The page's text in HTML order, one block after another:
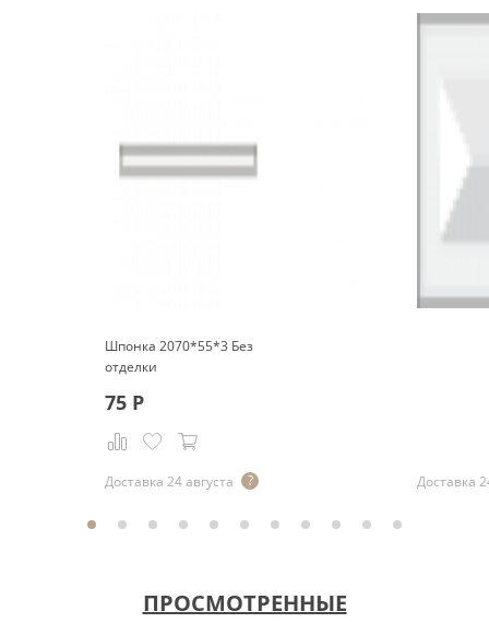
Шпонка 2070*55*3 Без
отделки
75 Р
Доставка 24 августа Доставка
ПРОСМОТРЕННЫЕ